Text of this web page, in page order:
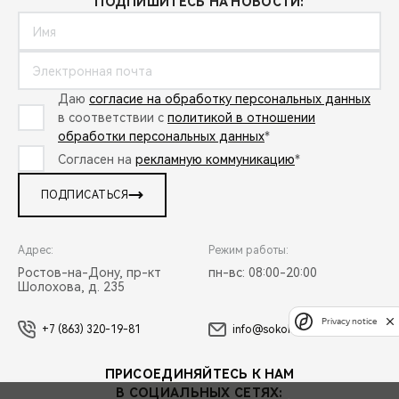
CHERY И СПОРТ
НАШИ МЕРОПРИЯТИЯ
ВИДЕООБЗОРЫ
Даю согласие на обработку персональных данных
в соответствии с политикой в отношении
обработки персональных данных*
Согласен на рекламную коммуникацию*
ПОДПИСАТЬСЯ
Адрес:
Ростов-на-Дону, пр-кт
Шолохова, д. 235
Режим работы:
пн-вс: 08:00-20:00
+7 (863) 320-19-81 info@sokolmotors.ru
ПРИСОЕДИНЯЙТЕСЬ К НАМ
В СОЦИАЛЬНЫХ СЕТЯХ:
Privacy notice